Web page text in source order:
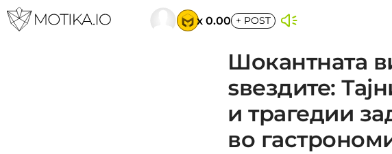
x 0.00 + POST
Шокантната
ѕвездите:
и трагедии
во